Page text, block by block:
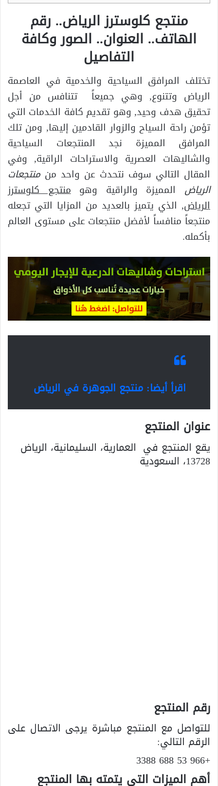
منتجع كلوسترز الرياض.. رقم
الهاتف.. العنوان.. الصور وكافة
التفاصيل
تختلف المرافق السياحية والخدمية في العاصمة
الرياض وتتنوع, وهي جميعاً تتنافس من أجل
تحقيق هدف وحيد, وهو تقديم كافة الخدمات التي
تؤمن راحة السياح والزوار القادمين إليها, ومن تلك
المرافق المميزة نجد المنتجعات السياحية
والشاليهات العصرية والاستراحات الراقية, وفي
المقال التالي سوف نتحدث عن واحد من منتجعات
الرياض المميزة والراقية وهومنتجع كلوسترز
الرياض, الذي يتميز بالعديد من المزايا التي تجعله
منتجعاً منافساً لأفضل منتجعات على مستوى العالم
بأكمله.
اقرأ أيضا: منتجع الجوهرة في الرياض
عنوان المنتجع
يقع المنتجع في العمارية، السليمانية، الرياض
13728، السعودية
رقم المنتجع
للتواصل مع المنتجع مباشرة يرجى الاتصال على
الرقم التالي:
+966 53 688 3388
أهم الميزات التي يتمته بها المنتجع